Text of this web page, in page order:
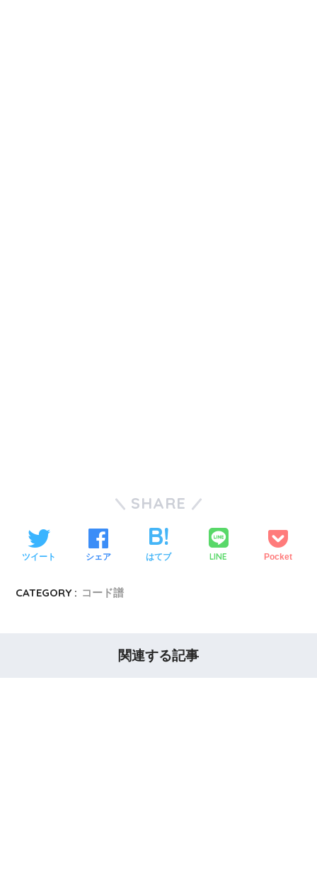
SHARE
ツイート シェア はてブ LINE Pocket
CATEGORY : コード譜
関連する記事